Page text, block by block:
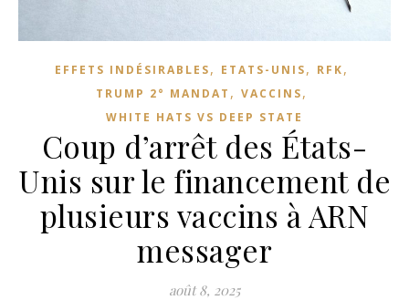
EFFETS INDÉSIRABLES, ETATS-UNIS, RFK,
TRUMP 2° MANDAT , VACCINS,
WHITE HATS VS DEEP STATE
Coup d’arrêt des États-
Unis sur le financement de
plusieurs vaccins à ARN
messager
août 8, 2025